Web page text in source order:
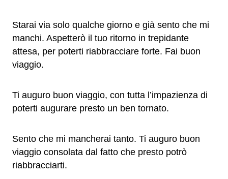
Starai via solo qualche giorno e già sento che mi
manchi. Aspetterò il tuo ritorno in trepidante
attesa, per poterti riabbracciare forte. Fai buon
viaggio.
Ti auguro buon viaggio, con tutta l’impazienza di
poterti augurare presto un ben tornato.
Sento che mi mancherai tanto. Ti auguro buon
viaggio consolata dal fatto che presto potrò
riabbracciarti.